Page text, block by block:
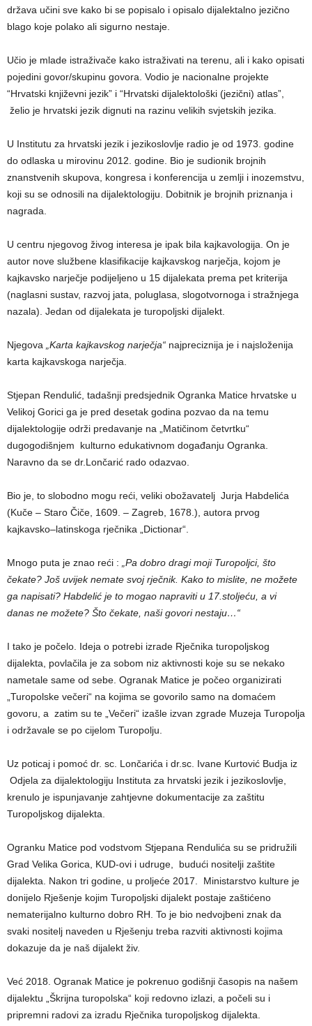
država učini sve kako bi se popisalo i opisalo dijalektalno jezično
blago koje polako ali sigurno nestaje.
Učio je mlade istraživače kako istraživati na terenu, ali i kako opisati
pojedini govor/skupinu govora. Vodio je nacionalne projekte
“Hrvatski književni jezik” i “Hrvatski dijalektološki (jezični) atlas”,
želio je hrvatski jezik dignuti na razinu velikih svjetskih jezika.
U Institutu za hrvatski jezik i jezikoslovlje radio je od 1973. godine
do odlaska u mirovinu 2012. godine. Bio je sudionik brojnih
znanstvenih skupova, kongresa i konferencija u zemlji i inozemstvu,
koji su se odnosili na dijalektologiju. Dobitnik je brojnih priznanja i
nagrada.
U centru njegovog živog interesa je ipak bila kajkavologija. On je
autor nove službene klasifikacije kajkavskog narječja, kojom je
kajkavsko narječje podijeljeno u 15 dijalekata prema pet kriterija
(naglasni sustav, razvoj jata, poluglasa, slogotvornoga i stražnjega
nazala). Jedan od dijalekata je turopoljski dijalekt.
Njegova „Karta kajkavskog narječja“ najpreciznija je i najsloženija
karta kajkavskoga narječja.
Stjepan Rendulić, tadašnji predsjednik Ogranka Matice hrvatske u
Velikoj Gorici ga je pred desetak godina pozvao da na temu
dijalektologije održi predavanje na „Matičinom četvrtku“
dugogodišnjem kulturno edukativnom događanju Ogranka.
Naravno da se dr.Lončarić rado odazvao.
Bio je, to slobodno mogu reći, veliki obožavatelj Jurja Habdelića
(Kuče – Staro Čiče, 1609. – Zagreb, 1678.), autora prvog
kajkavsko–latinskoga rječnika „Dictionar“.
Mnogo puta je znao reći : „Pa dobro dragi moji Turopoljci, što
čekate? Još uvijek nemate svoj rječnik. Kako to mislite, ne možete
ga napisati? Habdelić je to mogao napraviti u 17.stoljeću, a vi
danas ne možete? Što čekate, naši govori nestaju…“
I tako je počelo. Ideja o potrebi izrade Rječnika turopoljskog
dijalekta, povlačila je za sobom niz aktivnosti koje su se nekako
nametale same od sebe. Ogranak Matice je počeo organizirati
„Turopolske večeri“ na kojima se govorilo samo na domaćem
govoru, a zatim su te „Večeri“ izašle izvan zgrade Muzeja Turopolja
i održavale se po cijelom Turopolju.
Uz poticaj i pomoć dr. sc. Lončarića i dr.sc. Ivane Kurtović Budja iz
Odjela za dijalektologiju Instituta za hrvatski jezik i jezikoslovlje,
krenulo je ispunjavanje zahtjevne dokumentacije za zaštitu
Turopoljskog dijalekta.
Ogranku Matice pod vodstvom Stjepana Rendulića su se pridružili
Grad Velika Gorica, KUD-ovi i udruge, budući nositelji zaštite
dijalekta. Nakon tri godine, u proljeće 2017. Ministarstvo kulture je
donijelo Rješenje kojim Turopoljski dijalekt postaje zaštićeno
nematerijalno kulturno dobro RH. To je bio nedvojbeni znak da
svaki nositelj naveden u Rješenju treba razviti aktivnosti kojima
dokazuje da je naš dijalekt živ.
Već 2018. Ogranak Matice je pokrenuo godišnji časopis na našem
dijalektu „Škrijna turopolska“ koji redovno izlazi, a počeli su i
pripremni radovi za izradu Rječnika turopoljskog dijalekta.